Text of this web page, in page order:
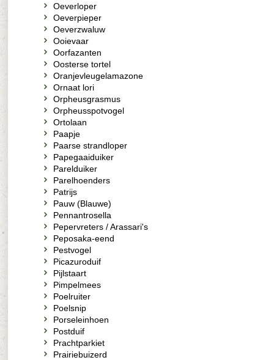
Oeverloper
Oeverpieper
Oeverzwaluw
Ooievaar
Oorfazanten
Oosterse tortel
Oranjevleugelamazone
Ornaat lori
Orpheusgrasmus
Orpheusspotvogel
Ortolaan
Paapje
Paarse strandloper
Papegaaiduiker
Parelduiker
Parelhoenders
Patrijs
Pauw (Blauwe)
Pennantrosella
Pepervreters / Arassari's
Peposaka-eend
Pestvogel
Picazuroduif
Pijlstaart
Pimpelmees
Poelruiter
Poelsnip
Porseleinhoen
Postduif
Prachtparkiet
Prairiebuizerd